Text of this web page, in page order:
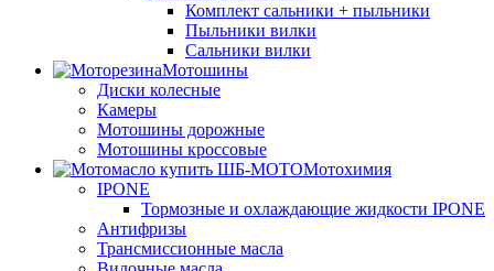
Комплект сальники + пыльники
Пыльники вилки
Сальники вилки
Мотошины
Диски колесные
Камеры
Мотошины дорожные
Мотошины кроссовые
Мотохимия
IPONE
Тормозные и охлаждающие жидкости IPONE
Антифризы
Трансмиссионные масла